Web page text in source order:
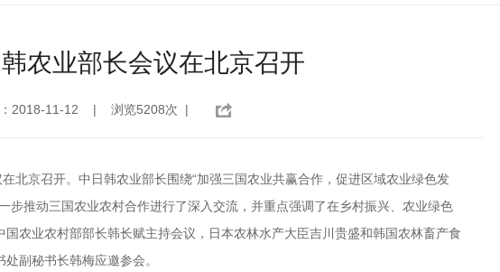
农业部长会议在北京召开
：2018-11-12 | 浏览5208次 |
京召开。中日韩农业部长围绕“加强三国农业共赢合作，促进区域农业绿色发
步推动三国农业农村合作进行了深入交流，并重点强调了在乡村振兴、农业绿色
农业农村部部长韩长赋主持会议，日本农林水产大臣吉川贵盛和韩国农林畜产食
副秘书长韩梅应邀参会。